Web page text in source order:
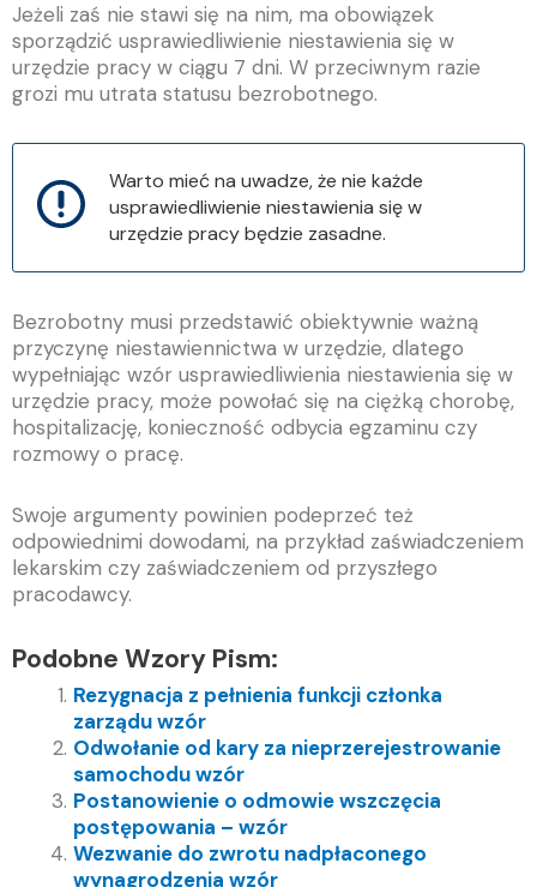
Jeżeli zaś nie stawi się na nim, ma obowiązek
sporządzić usprawiedliwienie niestawienia się w
urzędzie pracy w ciągu 7 dni. W przeciwnym razie
grozi mu utrata statusu bezrobotnego.
Warto mieć na uwadze, że nie każde
usprawiedliwienie niestawienia się w
urzędzie pracy będzie zasadne.
Bezrobotny musi przedstawić obiektywnie ważną
przyczynę niestawiennictwa w urzędzie, dlatego
wypełniając wzór usprawiedliwienia niestawienia się w
urzędzie pracy, może powołać się na ciężką chorobę,
hospitalizację, konieczność odbycia egzaminu czy
rozmowy o pracę.
Swoje argumenty powinien podeprzeć też
odpowiednimi dowodami, na przykład zaświadczeniem
lekarskim czy zaświadczeniem od przyszłego
pracodawcy.
Podobne Wzory Pism:
Rezygnacja z pełnienia funkcji członka
zarządu wzór
Odwołanie od kary za nieprzerejestrowanie
samochodu wzór
Postanowienie o odmowie wszczęcia
postępowania – wzór
Wezwanie do zwrotu nadpłaconego
wynagrodzenia wzór